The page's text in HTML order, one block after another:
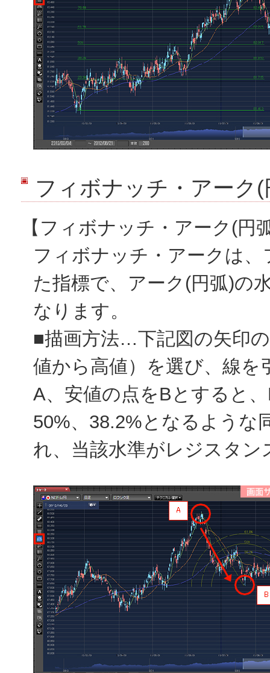
フィボナッチ・アーク(
【フィボナッチ・アーク(円
フィボナッチ・アークは
た指標で、アーク(円弧)の
なります。
■描画方法…下記図の矢印
値から高値）を選び、線を
A、安値の点をBとすると
50%、38.2%となるような
れ、当該水準がレジスタ